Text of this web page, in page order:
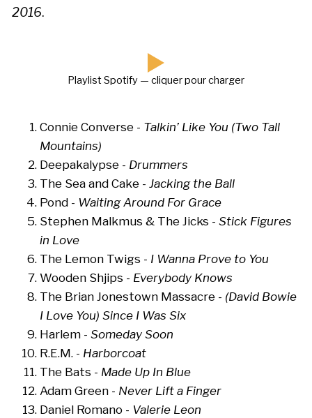
2016.
Playlist Spotify — cliquer pour charger
Connie Converse - Talkin’ Like You (Two Tall
Mountains)
Deepakalypse - Drummers
The Sea and Cake - Jacking the Ball
Pond - Waiting Around For Grace
Stephen Malkmus & The Jicks - Stick Figures
in Love
The Lemon Twigs - I Wanna Prove to You
Wooden Shjips - Everybody Knows
The Brian Jonestown Massacre - (David Bowie
I Love You) Since I Was Six
Harlem - Someday Soon
R.E.M. - Harborcoat
The Bats - Made Up In Blue
Adam Green - Never Lift a Finger
Daniel Romano - Valerie Leon